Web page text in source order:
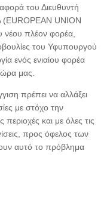
του Διευθυντή
(EUROPEAN UNION
νέου πλέον φορέα,
του Υφυπουργού
ενός ενιαίου φορέα
μας.
πρέπει να αλλάξει
με στόχο την
και με όλες τις
προς όφελος των
αυτό το πρόβλημα